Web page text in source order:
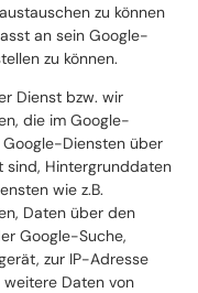
zu können
an sein Google-
zu können.
Dienst bzw. wir
die im Google-
Diensten über
sind, Hintergrunddaten
wie z.B.
Daten über den
Google-Suche,
zur IP-Adresse
weitere Daten von